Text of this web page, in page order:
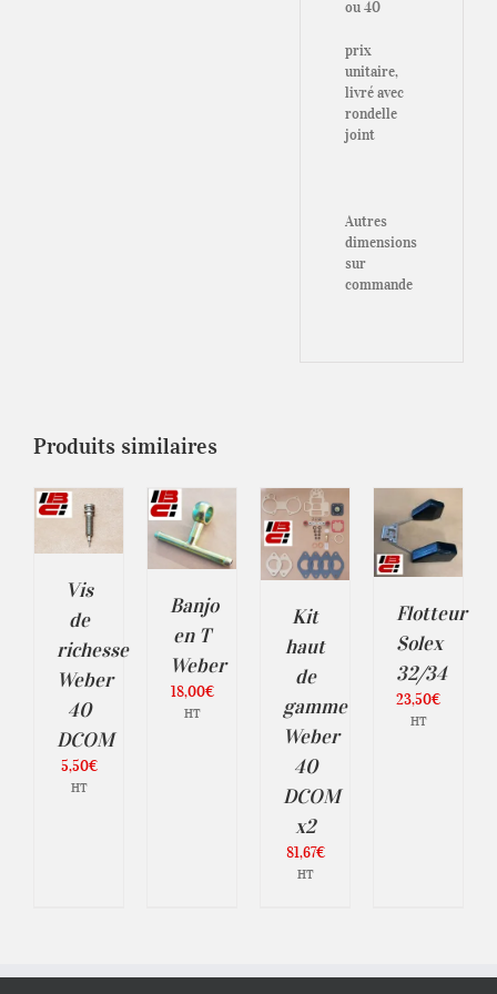
ou 40
prix
unitaire,
livré avec
rondelle
joint
Autres
dimensions
sur
commande
Produits similaires
Vis
de
richesse
Weber
40
DCOM
5,50€
HT
AJOUTER
AU
PANIER
/
Banjo
en T
Weber
18,00€
HT
AU
PANIER
/
Kit
haut
de
gamme
Weber
40
DCOM
x2
81,67€
HT
AJOUTER
AU
PANIER
/
DÉTAILS
Flotteur
Solex
32/34
23,50€
HT